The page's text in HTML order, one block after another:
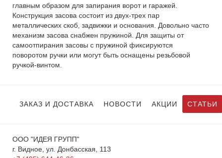
главным образом для запирания ворот и гаражей.
Конструкция засова состоит из двух-трех пар
металлических скоб, задвижки и основания. Довольно часто
механизм засова снабжен пружиной. Для защиты от
самоотпирания засовы с пружиной фиксируются
поворотом ручки или могут быть оснащены резьбовой
ручкой-винтом.
ЗАКАЗ И ДОСТАВКА НОВОСТИ АКЦИИ СТАТЬИ
ООО "ИДЕЯ ГРУПП"
г. Видное, ул. Донбасская, 113